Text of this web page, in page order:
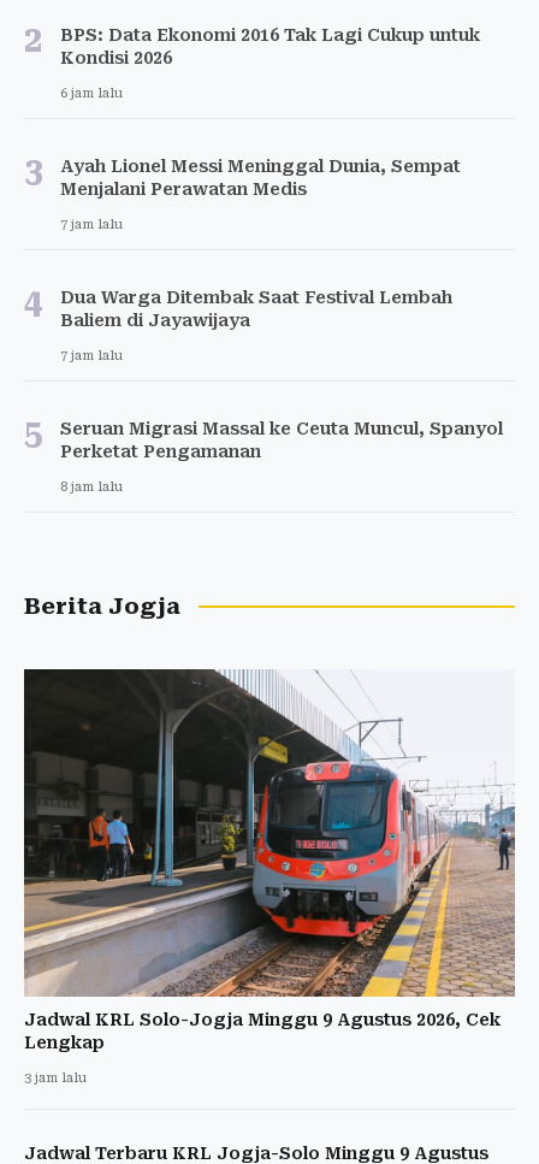
2
BPS: Data Ekonomi 2016 Tak Lagi Cukup untuk
Kondisi 2026
6 jam lalu
3
Ayah Lionel Messi Meninggal Dunia, Sempat
Menjalani Perawatan Medis
7 jam lalu
4
Dua Warga Ditembak Saat Festival Lembah
Baliem di Jayawijaya
7 jam lalu
5
Seruan Migrasi Massal ke Ceuta Muncul, Spanyol
Perketat Pengamanan
8 jam lalu
Berita Jogja
Jadwal KRL Solo-Jogja Minggu 9 Agustus 2026, Cek
Lengkap
3 jam lalu
Jadwal Terbaru KRL Jogja-Solo Minggu 9 Agustus